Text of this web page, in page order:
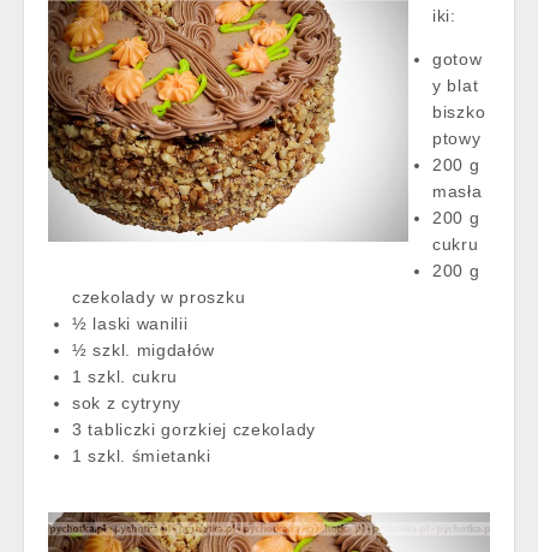
iki:
gotow
y blat
biszko
ptowy
200 g
masła
200 g
cukru
200 g
czekolady w proszku
½ laski wanilii
½ szkl. migdałów
1 szkl. cukru
sok z cytryny
3 tabliczki gorzkiej czekolady
1 szkl. śmietanki